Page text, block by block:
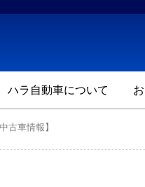
ハラ自動車について
古車情報】